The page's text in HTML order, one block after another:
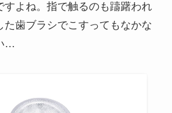
すよね。指で触るのも躊躇われ
た歯ブラシでこすってもなかな
…